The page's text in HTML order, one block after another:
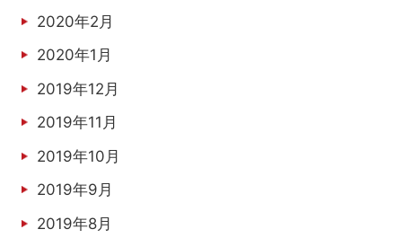
2020年2月
2020年1月
2019年12月
2019年11月
2019年10月
2019年9月
2019年8月